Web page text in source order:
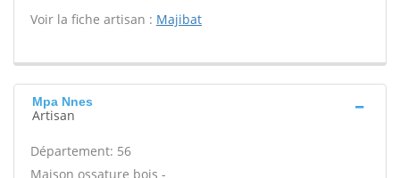
Voir la fiche artisan : Majibat
Mpa Nnes
Artisan
Département: 56
Maison ossature bois -